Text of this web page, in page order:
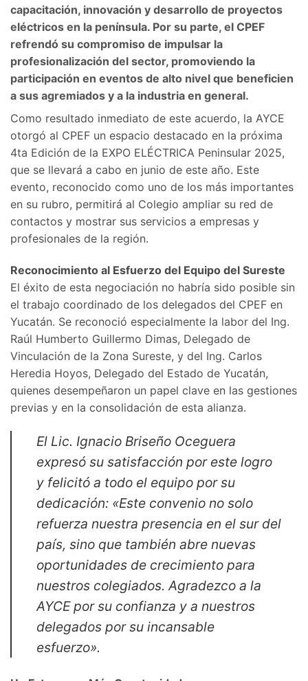
capacitación, innovación y desarrollo de proyectos
eléctricos en la península. Por su parte, el CPEF
refrendó su compromiso de impulsar la
profesionalización del sector, promoviendo la
participación en eventos de alto nivel que beneficien
a sus agremiados y a la industria en general.
Como resultado inmediato de este acuerdo, la AYCE
otorgó al CPEF un espacio destacado en la próxima
4ta Edición de la EXPO ELÉCTRICA Peninsular 2025,
que se llevará a cabo en junio de este año. Este
evento, reconocido como uno de los más importantes
en su rubro, permitirá al Colegio ampliar su red de
contactos y mostrar sus servicios a empresas y
profesionales de la región.
Reconocimiento al Esfuerzo del Equipo del Sureste
El éxito de esta negociación no habría sido posible sin
el trabajo coordinado de los delegados del CPEF en
Yucatán. Se reconoció especialmente la labor del Ing.
Raúl Humberto Guillermo Dimas, Delegado de
Vinculación de la Zona Sureste, y del Ing. Carlos
Heredia Hoyos, Delegado del Estado de Yucatán,
quienes desempeñaron un papel clave en las gestiones
previas y en la consolidación de esta alianza.
El Lic. Ignacio Briseño Oceguera
expresó su satisfacción por este logro
y felicitó a todo el equipo por su
dedicación: «Este convenio no solo
refuerza nuestra presencia en el sur del
país, sino que también abre nuevas
oportunidades de crecimiento para
nuestros colegiados. Agradezco a la
AYCE por su confianza y a nuestros
delegados por su incansable
esfuerzo».